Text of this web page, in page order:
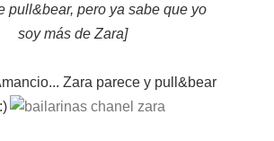
pull&bear, pero ya sabe que yo
soy más de Zara]
Zara parece y pull&bear